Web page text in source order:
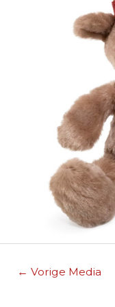
Berichtnavigatie
← Vorige Media